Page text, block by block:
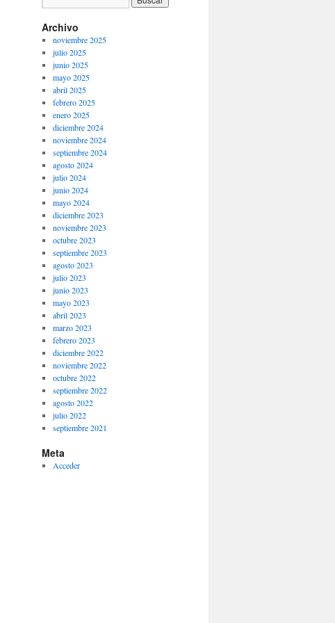
Archivo
noviembre 2025
julio 2025
junio 2025
mayo 2025
abril 2025
febrero 2025
enero 2025
diciembre 2024
noviembre 2024
septiembre 2024
agosto 2024
julio 2024
junio 2024
mayo 2024
diciembre 2023
noviembre 2023
octubre 2023
septiembre 2023
agosto 2023
julio 2023
junio 2023
mayo 2023
abril 2023
marzo 2023
febrero 2023
diciembre 2022
noviembre 2022
octubre 2022
septiembre 2022
agosto 2022
julio 2022
septiembre 2021
Meta
Acceder